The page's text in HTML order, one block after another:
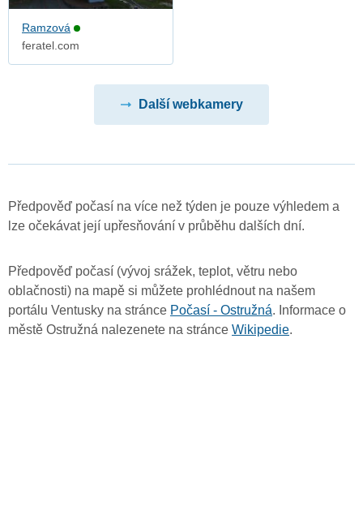
Ramzová
feratel.com
Další webkamery
Předpověď počasí na více než týden je pouze výhledem a
lze očekávat její upřesňování v průběhu dalších dní.
Předpověď počasí (vývoj srážek, teplot, větru nebo
oblačnosti) na mapě si můžete prohlédnout na našem
portálu Ventusky na stránce Počasí - Ostružná. Informace o
městě Ostružná nalezenete na stránce Wikipedie.